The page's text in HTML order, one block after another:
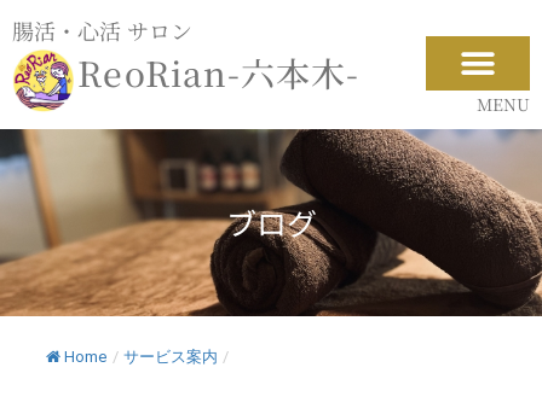
容
を
ス
プ
腸活・心活 サロン
ReoRian-六本木-
MENU
ブログ
Home / サービス案内 /